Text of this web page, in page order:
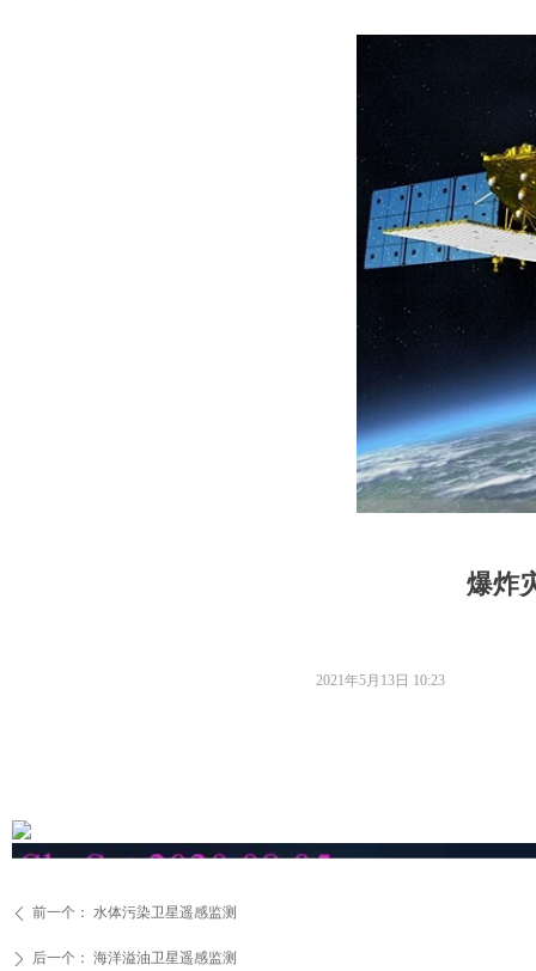
爆炸
ꄴ 前一个： 水体污染卫星遥感监测
ꄲ 后一个： 海洋溢油卫星遥感监测
2021年5月13日 10:23